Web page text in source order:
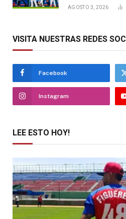
AGOSTO 3, 2026
VISITA NUESTRAS REDES
Facebook
Instagram
LEE ESTO HOY!